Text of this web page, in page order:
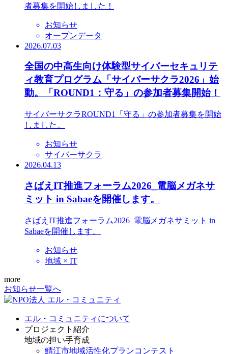
者募集を開始しました！
お知らせ
オープンデータ
2026.07.03
全国の中高生向け体験型サイバーセキュリテ
ィ教育プログラム「サイバーサクラ2026」始
動。「ROUND1：守る」の参加者募集開始！
サイバーサクラROUND1「守る」の参加者募集を開始
しました。
お知らせ
サイバーサクラ
2026.04.13
さばえIT推進フォーラム2026_電脳メガネサ
ミット in Sabaeを開催します。
さばえIT推進フォーラム2026_電脳メガネサミット in
Sabaeを開催します。
お知らせ
地域 × IT
more
お知らせ一覧へ
エル・コミュニティについて
プロジェクト紹介
地域の担い手育成
鯖江市地域活性化プランコンテスト